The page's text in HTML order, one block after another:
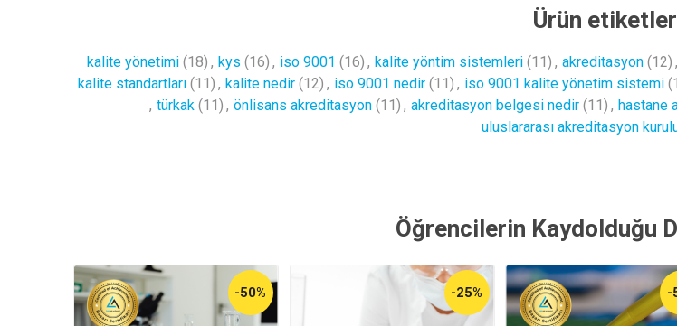
Ürün
kalite yönetimi (18) , kys (16) , iso 9001 (16) , kalite yöntim sistemleri (11) , akreditasyon (12) ,
kalite standartları (11) , kalite nedir (12) , iso 9001 nedir (11) , iso 9001 kalite yönetim sistemi
, türkak (11) , önlisans akreditasyon (11) , akreditasyon belgesi nedir (11) , hastane
uluslararası akreditasyon
Öğrencilerin Kaydolduğu
-50% -25% -